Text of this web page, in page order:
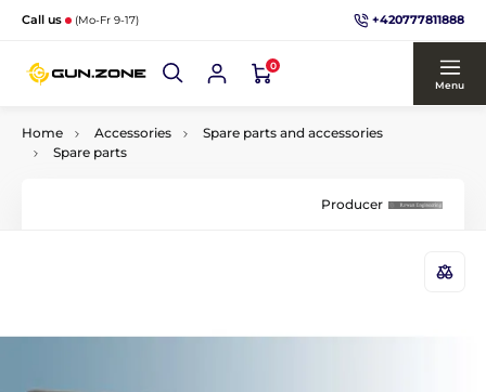
Call us (Mo-Fr 9-17) +420777811888
0
Menu
Home Accessories
Spare parts and accessories
Spare parts
Producer